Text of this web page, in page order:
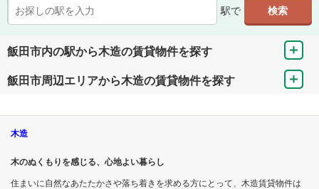
駅で
飯田市内の駅から木造の賃貸物件を探す
飯田市周辺エリアから木造の賃貸物件を探す
木造
木のぬくもりを感じる、心地よい暮らし
住まいに自然なあたたかさや落ち着きを求める方にとって、木造賃貸物件は